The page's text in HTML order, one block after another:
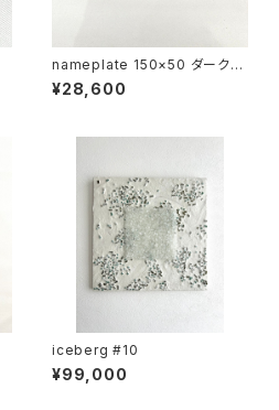
nameplate 150×50 ダークグ
レー
¥28,600
iceberg #10
¥99,000